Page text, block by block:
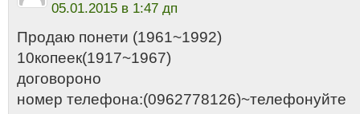
05.01.2015 в 1:47 дп
Продаю понети (1961~1992)
10копеек(1917~1967)
договороно
номер телефона:(0962778126)~телефонуйте